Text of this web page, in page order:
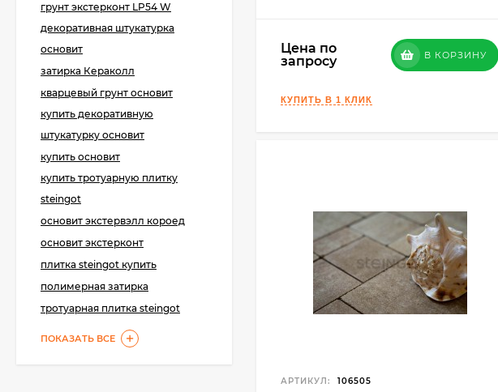
Цена по
запросу
В КОРЗИНУ
АРТИКУЛ: 106505
Затирка цветная
эпоксидная 0,33 кг.
1 285 ₽
Kerabellezza Fuga
Cleaner Средство для
удаления
0,5 л.
Kerakoll Fugabella
Полимерцементная
затирка 3 кг.
3 200 ₽
KeraBellezza Design
Затирка цветная
грунт экстерконт LP54 W
декоративная штукатурка
основит
затирка Кераколл
кварцевый грунт основит
купить декоративную
штукатурку основит
купить основит
купить тротуарную плитку
steingot
основит экстервэлл короед
основит экстерконт
плитка steingot купить
полимерная затирка
тротуарная плитка steingot
ПОКАЗАТЬ ВСЕ